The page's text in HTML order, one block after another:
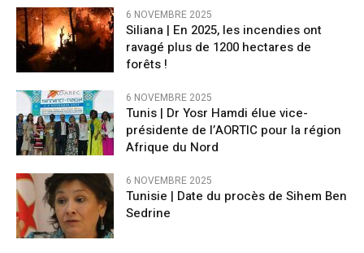
6 NOVEMBRE 2025
Siliana | En 2025, les incendies ont
ravagé plus de 1200 hectares de
forêts !
6 NOVEMBRE 2025
Tunis | Dr Yosr Hamdi élue vice-
présidente de l’AORTIC pour la région
Afrique du Nord
6 NOVEMBRE 2025
Tunisie | Date du procès de Sihem Ben
Sedrine